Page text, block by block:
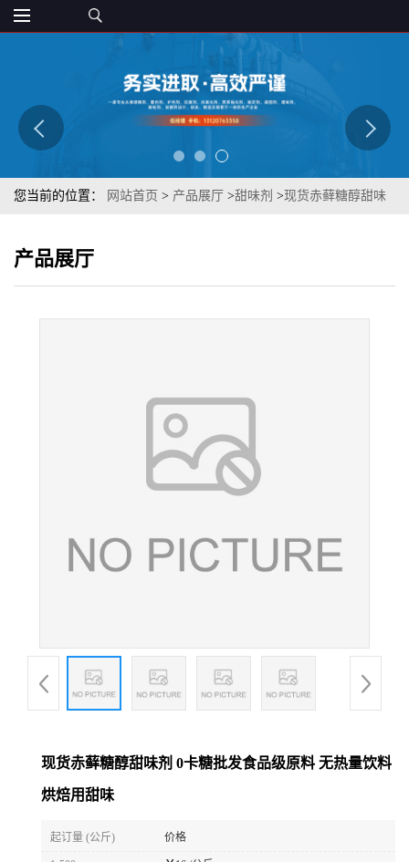
您当前的位置： 网站首页 > 产品展厅 >甜味剂 >现货赤藓糖醇甜味
产品展厅
现货赤藓糖醇甜味剂 0卡糖批发食品级原料 无热量饮料
烘焙用甜味
起订量 (公斤) 价格